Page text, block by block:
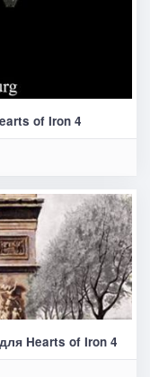
of Iron 4
Hearts of Iron 4